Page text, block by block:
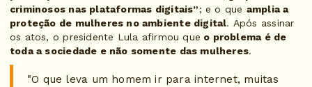
criminosos nas plataformas digitais”; e o que amplia a
proteção de mulheres no ambiente digital. Após assinar
os atos, o presidente Lula afirmou que o problema é de
toda a sociedade e não somente das mulheres.
"O que leva um homem ir para internet, muitas